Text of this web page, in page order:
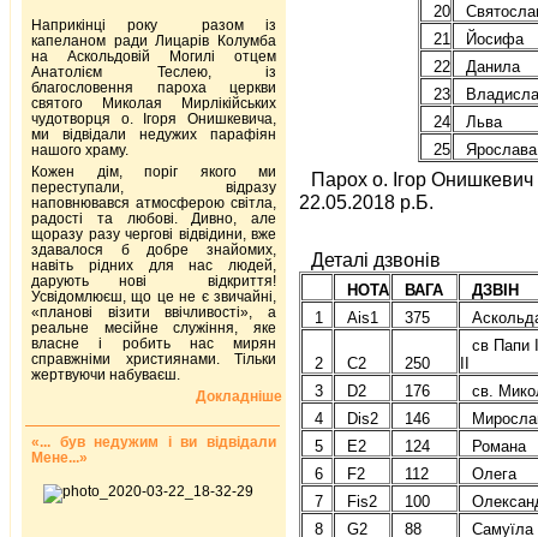
20
21
Йосифа
22
Данила
23
24
Льва
25
Ярослава
Парох о. Ігор Онишкевич
22.05.2018 р.Б.
Деталі дзвонів
НОТА ВАГА
ДЗВІН
1
Ais1 375
2 C2 250
св Папи
3
D2 176
св.
4
Dis2 146
5
E2 124
Романа
6
F2 112
Олега
7
Fis2 100
8
G2 88
Самуїла
Наприкінці року разом із
капеланом ради Лицарів Колумба
на Аскольдовій Могилі отцем
Анатолієм Теслею, із
благословення пароха церкви
святого Миколая Мирлікійських
чудотворця о. Ігоря Онишкевича,
ми відвідали недужих парафіян
нашого храму.
Кожен дім, поріг якого ми
переступали, відразу
наповнювався атмосферою світла,
радості та любові. Дивно, але
щоразу разу чергові відвідини, вже
здавалося б добре знайомих,
навіть рідних для нас людей,
дарують нові відкриття!
Усвідомлюєш, що це не є звичайні,
«планові візити ввічливості», а
реальне месійне служіння, яке
власне і робить нас мирян
справжніми християнами. Тільки
жертвуючи набуваєш.
Докладніше
«... був недужим і ви відвідали
Мене...»